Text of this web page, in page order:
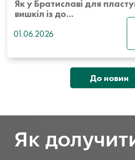
Як у Братиславі для
вишкіл із до...
01.06.2026
До новин
Як